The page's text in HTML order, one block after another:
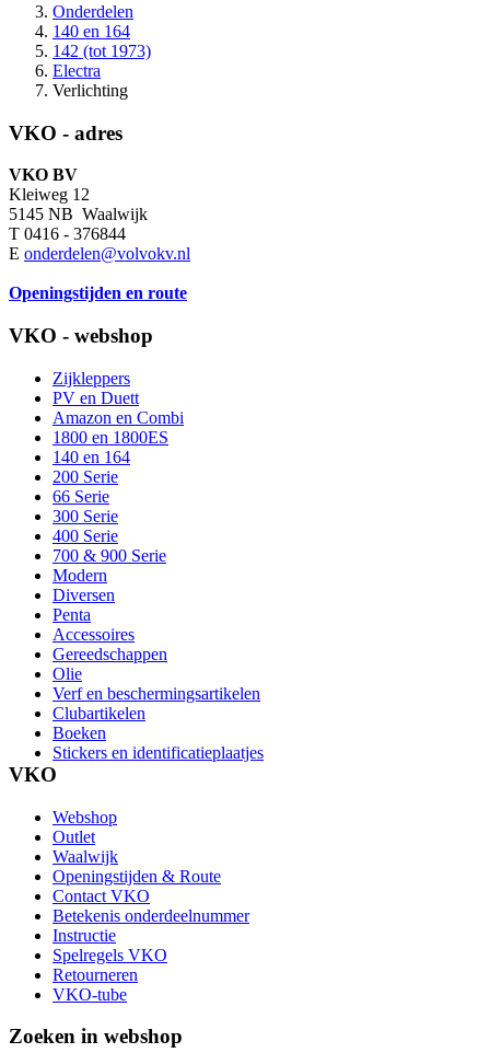
Onderdelen
140 en 164
142 (tot 1973)
Electra
Verlichting
VKO - adres
VKO BV
Kleiweg 12
5145 NB Waalwijk
T 0416 - 376844
E onderdelen@volvokv.nl
Openingstijden en route
VKO - webshop
Zijkleppers
PV en Duett
Amazon en Combi
1800 en 1800ES
140 en 164
200 Serie
66 Serie
300 Serie
400 Serie
700 & 900 Serie
Modern
Diversen
Penta
Accessoires
Gereedschappen
Olie
Verf en beschermingsartikelen
Clubartikelen
Boeken
Stickers en identificatieplaatjes
VKO
Webshop
Outlet
Waalwijk
Openingstijden & Route
Contact VKO
Betekenis onderdeelnummer
Instructie
Spelregels VKO
Retourneren
VKO-tube
Zoeken in webshop